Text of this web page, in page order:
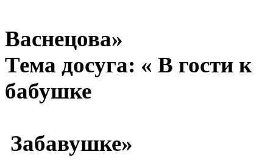
Васнецова»
Тема досуга: « В гости к
бабушке
Забавушке»